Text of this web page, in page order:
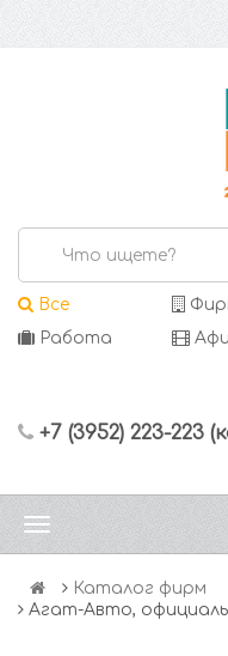
Все
Работа
+7 (3952) 223-
Каталог фирм
Агат-Авто,